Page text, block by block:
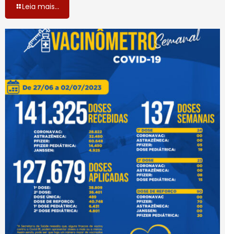
Leia mais...